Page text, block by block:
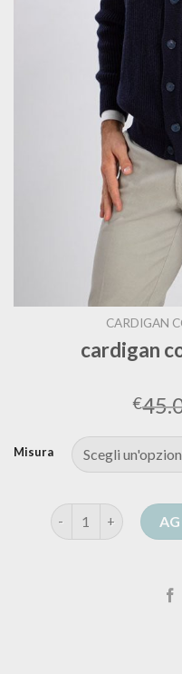
CARDIGAN
cardigan
€
Misura
cardigan con bottoni